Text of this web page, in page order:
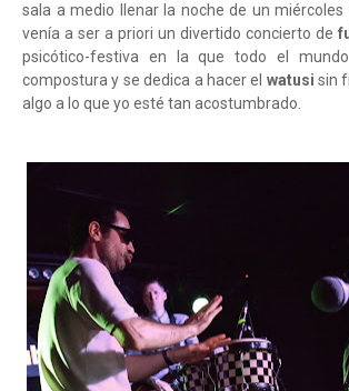
sala a medio llenar la noche de un miércoles
venía a ser a priori un divertido concierto de
psicótico-festiva en la que todo el
compostura y se dedica a hacer el watusisin
algo a lo que yo esté tan acostumbrado.